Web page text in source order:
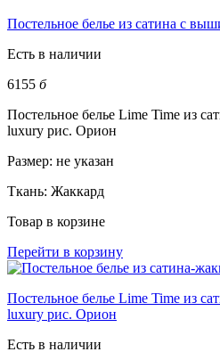
Постельное белье из сатина с
Есть в наличии
6155 б
Постельное белье Lime Time из
luxury рис. Орион
Размер: не указан
Ткань: Жаккард
Товар в корзине
Перейти в корзину
Постельное белье Lime Time из
luxury рис. Орион
Есть в наличии